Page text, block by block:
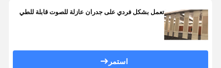
تعمل بشكل فردي على جدران عازلة للصوت قابلة للطي
استمر